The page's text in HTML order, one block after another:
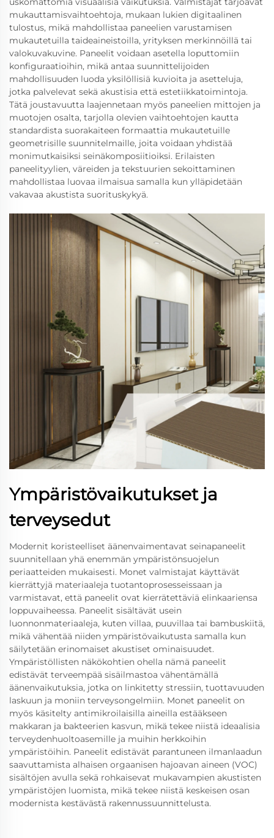
mukauttamisvaihtoehtoja, mukaan lukien digitaalinen
tulostus, mikä mahdollistaa paneelien varustamisen
mukautetuilla taideaineistoilla, yrityksen merkinnöillä tai
valokuvakuvine. Paneelit voidaan asetella loputtomiin
konfiguraatioihin, mikä antaa suunnittelijoiden
mahdollisuuden luoda yksilöllisiä kuvioita ja asetteluja,
jotka palvelevat sekä akustisia että estetiikkatoimintoja.
Tätä joustavuutta laajennetaan myös paneelien mittojen ja
muotojen osalta, tarjolla olevien vaihtoehtojen kautta
standardista suorakaiteen formaattia mukautetuille
geometrisille suunnitelmaille, joita voidaan yhdistää
monimutkaisiksi seinäkomposiitioiksi. Erilaisten
paneelityylien, väreiden ja tekstuurien sekoittaminen
mahdollistaa luovaa ilmaisua samalla kun ylläpidetään
vakavaa akustista suorituskykyä.
Ympäristövaikutukset ja
terveysedut
Modernit koristeelliset äänenvaimentavat seinapaneelit
suunnitellaan yhä enemmän ympäristönsuojelun
periaatteiden mukaisesti. Monet valmistajat käyttävät
kierrättyjä materiaaleja tuotantoprosesseissaan ja
varmistavat, että paneelit ovat kierrätettäviä elinkaariensa
loppuvaiheessa. Paneelit sisältävät usein
luonnonmateriaaleja, kuten villaa, puuvillaa tai bambuskiitä,
mikä vähentää niiden ympäristövaikutusta samalla kun
säilytetään erinomaiset akustiset ominaisuudet.
Ympäristöllisten näkökohtien ohella nämä paneelit
edistävät terveempää sisäilmastoa vähentämällä
äänenvaikutuksia, jotka on linkitetty stressiin, tuottavuuden
laskuun ja moniin terveysongelmiin. Monet paneelit on
myös käsitelty antimikroilaisilla aineilla estääkseen
makkaran ja bakteerien kasvun, mikä tekee niistä ideaalisia
terveydenhuoltoasemille ja muihin herkkoihin
ympäristöihin. Paneelit edistävät parantuneen ilmanlaadun
saavuttamista alhaisen orgaanisen hajoavan aineen (VOC)
sisältöjen avulla sekä rohkaisevat mukavampien akustisten
ympäristöjen luomista, mikä tekee niistä keskeisen osan
modernista kestävästä rakennussuunnittelusta.